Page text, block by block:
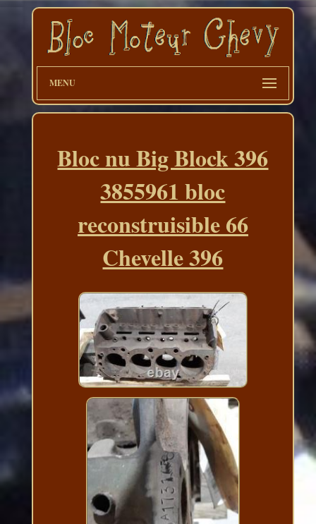
MENU
Bloc nu Big Block 396
3855961 bloc
reconstruisible 66
Chevelle 396